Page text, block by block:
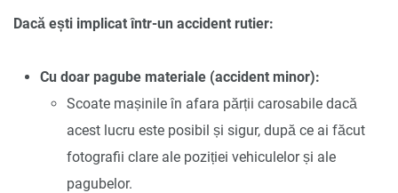
Dacă ești implicat într-un accident rutier:
Cu doar pagube materiale (accident minor):
Scoate mașinile în afara părții carosabile dacă
acest lucru este posibil și sigur, după ce ai făcut
fotografii clare ale poziției vehiculelor și ale
pagubelor.